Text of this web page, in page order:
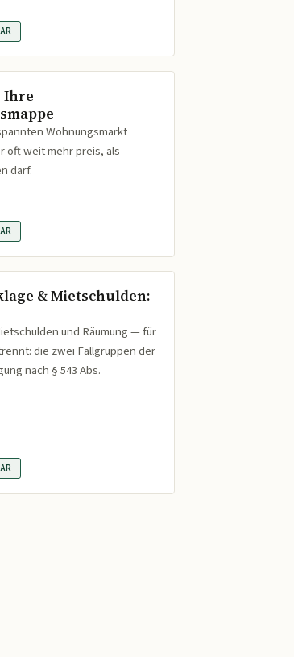
Ihre
Wohnungsmarkt
oft weit mehr preis, als
darf.
& Mietschulden:
und Räumung — für
die zwei Fallgruppen der
nach § 543 Abs.